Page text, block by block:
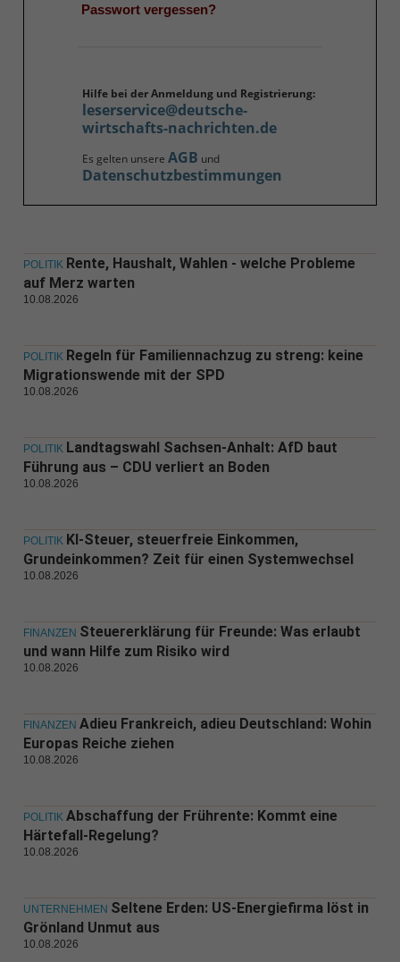
Passwort vergessen?
Hilfe bei der Anmeldung und Registrierung:
leserservice@deutsche-
wirtschafts-nachrichten.de
Es gelten unsere AGB und
Datenschutzbestimmungen
POLITIK Rente, Haushalt, Wahlen - welche Probleme
auf Merz warten
10.08.2026
POLITIK Regeln für Familiennachzug zu streng: keine
Migrationswende mit der SPD
10.08.2026
POLITIK Landtagswahl Sachsen-Anhalt: AfD baut
Führung aus – CDU verliert an Boden
10.08.2026
POLITIK KI-Steuer, steuerfreie Einkommen,
Grundeinkommen? Zeit für einen Systemwechsel
10.08.2026
FINANZEN Steuererklärung für Freunde: Was erlaubt
und wann Hilfe zum Risiko wird
10.08.2026
FINANZEN Adieu Frankreich, adieu Deutschland: Wohin
Europas Reiche ziehen
10.08.2026
POLITIK Abschaffung der Frührente: Kommt eine
Härtefall-Regelung?
10.08.2026
UNTERNEHMEN Seltene Erden: US-Energiefirma löst in
Grönland Unmut aus
10.08.2026